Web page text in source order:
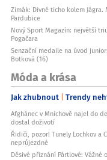
Zimák: Divné ticho kolem
Pardubice
Nový Sport Magazín: největší
Pogačara
Senzační medaile na úvod
Botková (16)
Móda a krása
Jak zhubnout Trendy
Afghánec v Mnichově najel do
dostal doživotí
Řidiči, pozor! Tunely Lochkov a
neprůjezdné
Děsivé přiznání Pártlové: Vážné